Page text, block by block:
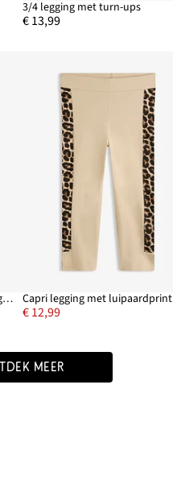
3/4 legging met turn-ups
€ 13,99
Outdoor capri legging, sneldrogend Capri legging met luipaardprint
€ 12,99
MEER